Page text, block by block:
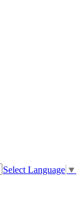
Select Language ▼